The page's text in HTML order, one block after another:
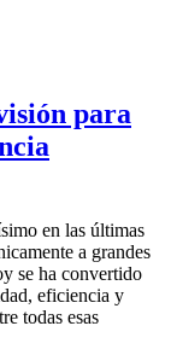
para
en las últimas
a grandes
se ha convertido
eficiencia y
todas esas